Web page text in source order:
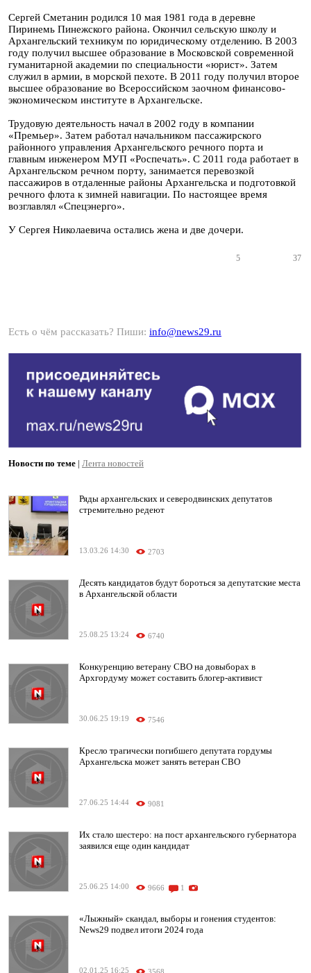
Сергей Сметанин родился 10 мая 1981 года в деревне
Пиринемь Пинежского района. Окончил сельскую школу и
Архангельский техникум по юридическому отделению. В 2003
году получил высшее образование в Московской современной
гуманитарной академии по специальности «юрист». Затем
служил в армии, в морской пехоте. В 2011 году получил второе
высшее образование во Всероссийском заочном финансово-
экономическом институте в Архангельске.
Трудовую деятельность начал в 2002 году в компании
«Премьер». Затем работал начальником пассажирского
районного управления Архангельского речного порта и
главным инженером МУП «Роспечать». С 2011 года работает в
Архангельском речном порту, занимается перевозкой
пассажиров в отдаленные районы Архангельска и подготовкой
речного флота к зимней навигации. По настоящее время
возглавлял «Спецэнерго».
У Сергея Николаевича остались жена и две дочери.
5 37
Есть о чём рассказать? Пиши: info@news29.ru
Новости по теме | Лента новостей
Ряды архангельских и северодвинских депутатов
стремительно редеют
13.03.26 14:30 2703
Десять кандидатов будут бороться за депутатские места
в Архангельской области
25.08.25 13:24 6740
Конкуренцию ветерану СВО на довыборах в
Архгордуму может составить блогер-активист
30.06.25 19:19 7546
Кресло трагически погибшего депутата гордумы
Архангельска может занять ветеран СВО
27.06.25 14:44 9081
Их стало шестеро: на пост архангельского губернатора
заявился еще один кандидат
25.06.25 14:00 9666 1
«Лыжный» скандал, выборы и гонения студентов:
News29 подвел итоги 2024 года
02.01.25 16:25